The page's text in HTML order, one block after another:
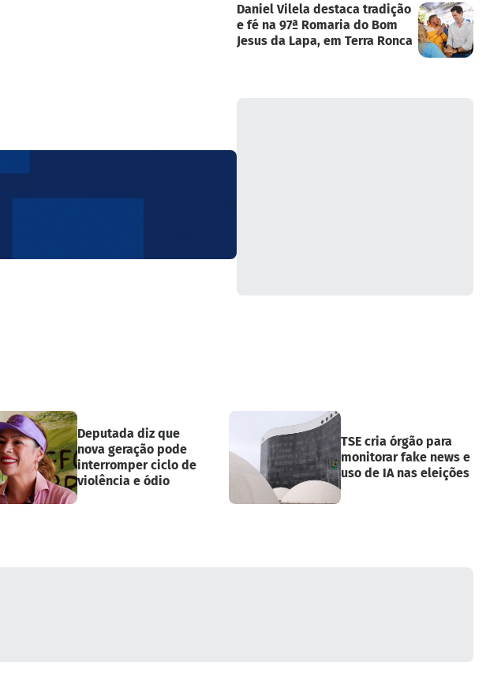
Daniel Vilela destaca tradição
e fé na 97ª Romaria do Bom
Jesus da Lapa, em Terra Ronca
Deputada diz que
nova geração pode
interromper ciclo de
violência e ódio
TSE cria órgão para
monitorar fake news e
uso de IA nas eleições